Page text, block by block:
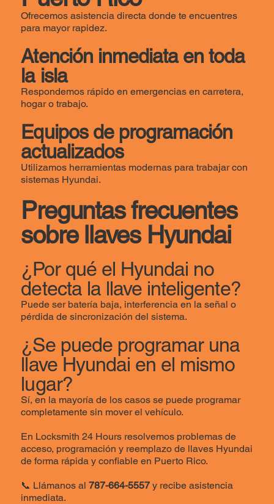
Ofrecemos asistencia directa donde te encuentres
para mayor rapidez.
Atención inmediata en toda
la isla
Respondemos rápido en emergencias en carretera,
hogar o trabajo.
Equipos de programación
actualizados
Utilizamos herramientas modernas para trabajar con
sistemas Hyundai.
Preguntas frecuentes
sobre llaves Hyundai
¿Por qué el Hyundai no
detecta la llave inteligente?
Puede ser batería baja, interferencia en la señal o
pérdida de sincronización del sistema.
¿Se puede programar una
llave Hyundai en el mismo
lugar?
Sí, en la mayoría de los casos se puede programar
completamente sin mover el vehículo.
En Locksmith 24 Hours resolvemos problemas de
acceso, programación y reemplazo de llaves Hyundai
de forma rápida y confiable en Puerto Rico.
📞 Llámanos al787-664-5557 y recibe asistencia
inmediata.